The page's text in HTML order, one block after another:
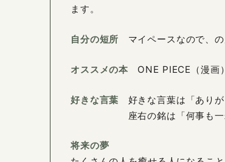
ます。
自分の短所 マイペースなので、
オススメの本 ONE PIECE（漫画
好きな言葉
好きな言葉は「ありが
座右の銘は「何事も一
将来の夢